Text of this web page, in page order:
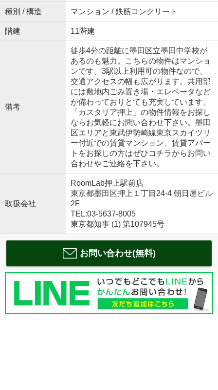
種別 / 構造 マンション / 鉄筋コンクリート
階建 11階建
備考
徒歩4分の距離に墨田区立墨田中学校が
あるのも魅力。こちらの物件はマンショ
ンです。3駅以上利用可の物件なので、
交通アクセスの幅も広がります。共用部
には敷地内ごみ置き場・エレベータなど
が備わっておりとても充実しています。
「カスタリア押上」の物件情報をお探し
ならお気軽にお問い合わせ下さい。墨田
区エリアと東武伊勢崎線東京スカイツリ
ー付近での賃貸マンション、賃貸アパー
トをお探しの方はぜひコチラからお問い
合わせやご連絡を下さい。
取扱会社
RoomLab押上駅前店
東京都墨田区押上１丁目24-4 朝日屋ビル
2F
TEL:03-5637-8005
東京都知事 (1) 第107945号
お問い合わせ(無料)